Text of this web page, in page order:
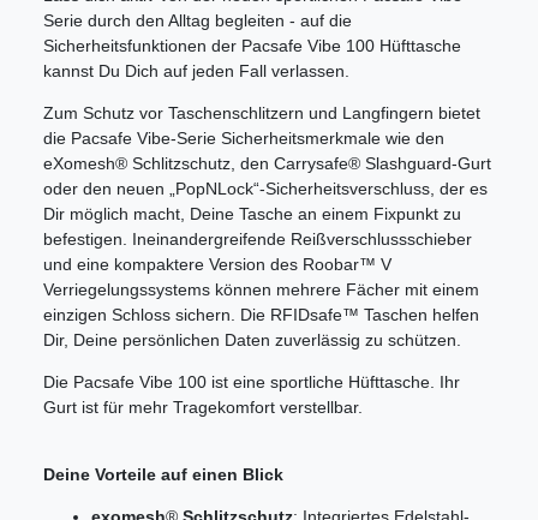
Serie durch den Alltag begleiten - auf die
Sicherheitsfunktionen der Pacsafe Vibe 100 Hüfttasche
kannst Du Dich auf jeden Fall verlassen.
Zum Schutz vor Taschenschlitzern und Langfingern bietet
die Pacsafe Vibe-Serie Sicherheitsmerkmale wie den
eXomesh® Schlitzschutz, den Carrysafe® Slashguard-Gurt
oder den neuen „PopNLock“-Sicherheitsverschluss, der es
Dir möglich macht, Deine Tasche an einem Fixpunkt zu
befestigen. Ineinandergreifende Reißverschlussschieber
und eine kompaktere Version des Roobar™ V
Verriegelungssystems können mehrere Fächer mit einem
einzigen Schloss sichern. Die RFIDsafe™ Taschen helfen
Dir, Deine persönlichen Daten zuverlässig zu schützen.
Die Pacsafe Vibe 100 ist eine sportliche Hüfttasche. Ihr
Gurt ist für mehr Tragekomfort verstellbar.
Deine Vorteile auf einen Blick